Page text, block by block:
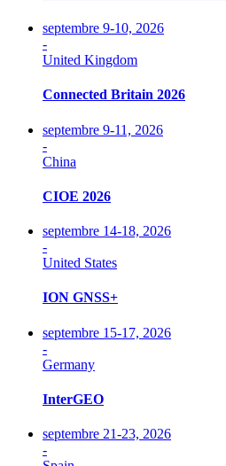
septembre 9-10, 2026
-
United Kingdom
Connected Britain 2026
septembre 9-11, 2026
-
China
CIOE 2026
septembre 14-18, 2026
-
United States
ION GNSS+
septembre 15-17, 2026
-
Germany
InterGEO
septembre 21-23, 2026
-